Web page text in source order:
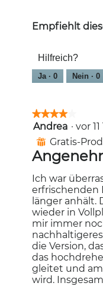
Empfiehlt
Hilfreich?
Ja · 0 Nein · 0
★★★★★
★★★★★
4
von
Sternen.
Andrea · vor
⊞
Ich war
erfrischenden
länger anhält.
wieder in
mir immer
die Version,
das
gleitet und
wird.